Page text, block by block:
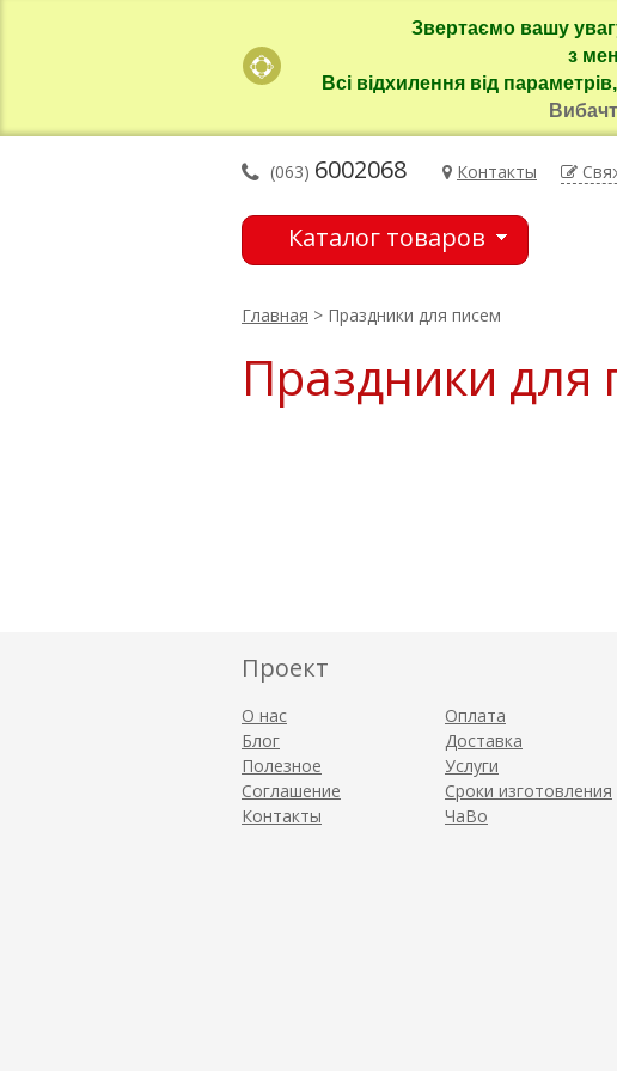
Звертаємо вашу
з
Всі відхилення від
(063) 6002068 Контакты
Каталог товаров
Главная > Праздники для писем
Праздники для
Проект
О нас
Блог
Полезное
Соглашение
Контакты
Оплата
Доставка
Услуги
Сроки изготовления
ЧаВо